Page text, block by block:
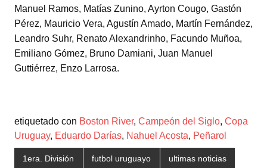
Manuel Ramos, Matías Zunino, Ayrton Cougo, Gastón
Pérez, Mauricio Vera, Agustín Amado, Martín Fernández,
Leandro Suhr, Renato Alexandrinho, Facundo Muñoa,
Emiliano Gómez, Bruno Damiani, Juan Manuel
Guttiérrez, Enzo Larrosa.
etiquetado con Boston River, Campeón del Siglo, Copa
Uruguay, Eduardo Darías, Nahuel Acosta, Peñarol
1era. División futbol uruguayo ultimas noticias